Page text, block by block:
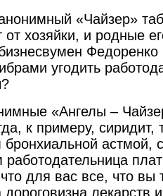
«Чайзер»
от хозяйки, и родные
угодить
«Ангелы –
к примеру, сиридит,
астмой,
для вас все, что вы
дороговизна лекарств